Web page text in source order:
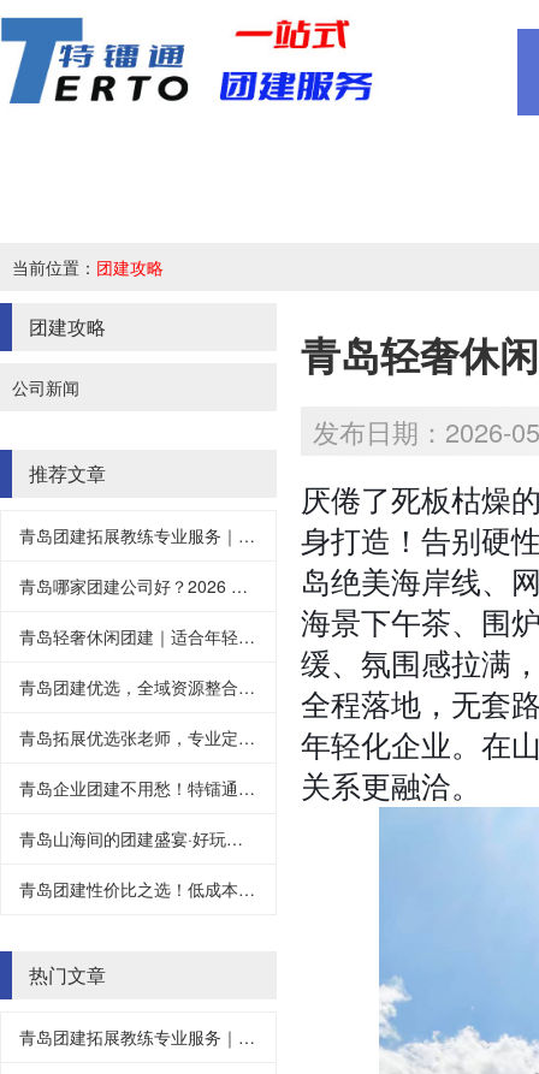
当前位置： 团建攻略
团建攻略
公司新闻
推荐文章
青岛团建拓展教练专业服务｜专业带队，告别无效团建
青岛哪家团建公司好？2026 优选品牌，定制专属团建方案
青岛轻奢休闲团建｜适合年轻人、拒绝高强度
青岛团建优选，全域资源整合，打造高性价比团建之旅
青岛拓展优选张老师，专业定制，不负所托
青岛企业团建不用愁！特镭通团建拓展，专业教练全程带队，免费场地、免费方案、全程托管，让您全程“甩手掌柜”，轻松拥有高质量团建！
青岛山海间的团建盛宴·好玩又走心
青岛团建性价比之选！低成本、高体验，本土服务商全程一站式服务
热门文章
青岛团建拓展教练专业服务｜专业带队，告别无效团建
青岛轻奢休
发布日期：2026-
厌倦了死板枯燥
身打造！告别硬
岛绝美海岸线、
海景下午茶、围
缓、氛围感拉满
全程落地，无套
年轻化企业。在
关系更融洽。